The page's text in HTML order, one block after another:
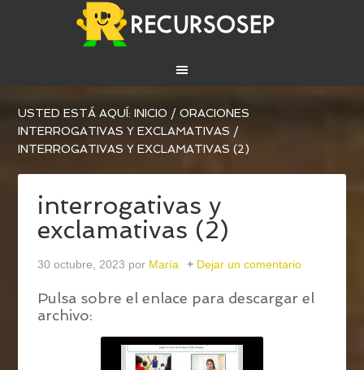
USTED ESTÁ AQUÍ:INICIO / ORACIONES
INTERROGATIVAS Y EXCLAMATIVAS /
INTERROGATIVAS Y EXCLAMATIVAS (2)
interrogativas y
exclamativas (2)
30 octubre, 2023 por María Dejar un comentario
Pulsa sobre el enlace para descargar el
archivo: